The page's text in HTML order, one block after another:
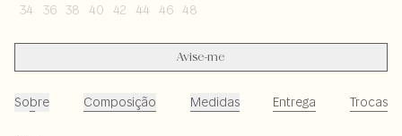
34 36 38 40 42 44 46 48
Avise-me
Sobre Composição Medidas Entrega Trocas